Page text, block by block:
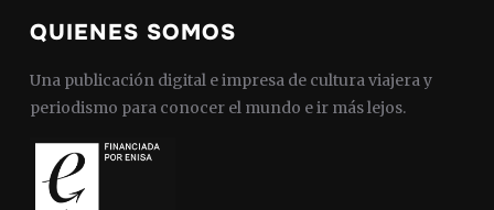
QUIENES SOMOS
Una publicación digital e impresa de cultura viajera y
periodismo para conocer el mundo e ir más lejos.